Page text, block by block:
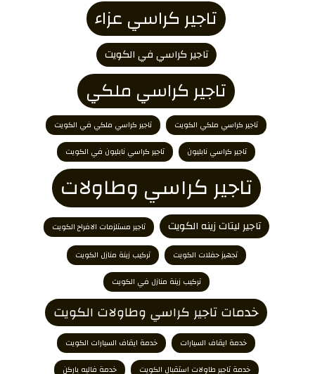
تاجير كراسي عزاء
تاجير كراسي في الكويت
تاجير كراسي ملكي
تاجير كراسي ملكي الكويت
تاجير كراسي ملكي في الكويت
تاجير كراسي نابليون
تاجير كراسي نابليون في الكويت
تاجير كراسي وطاولات
تاجير ليتات زينه الكويت
تاجير مستلزمات الافراح الكويت
تجهيز حفلات الكويت
تركيب زينة منازل الكويت
تركيب زينة منازل في الكويت
خدمات تاجير كراسي وطاولات الكويت
خدمة ايقاف السيارات
خدمة ايقاف السيارات الكويت
خدمة تاجير طاولات استقبال الكويت
خدمة فاليه باركن